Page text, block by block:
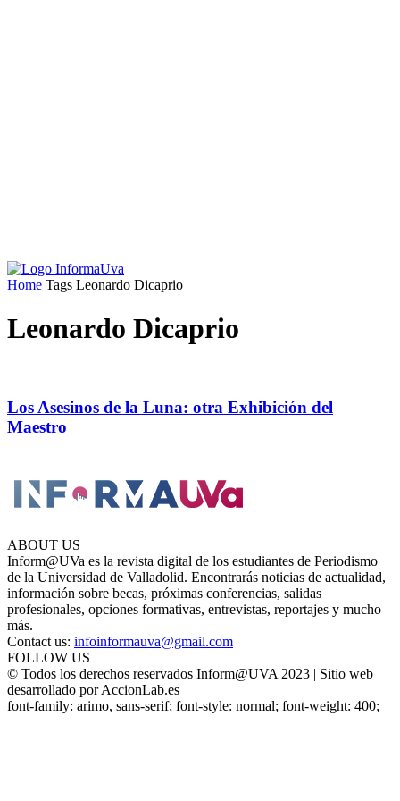
Home Tags Leonardo Dicaprio
Leonardo Dicaprio
Los Asesinos de la Luna: otra Exhibición del
Maestro
ABOUT US
Inform@UVa es la revista digital de los estudiantes de Periodismo
de la Universidad de Valladolid. Encontrarás noticias de actualidad,
información sobre becas, próximas conferencias, salidas
profesionales, opciones formativas, entrevistas, reportajes y mucho
más.
Contact us: infoinformauva@gmail.com
FOLLOW US
© Todos los derechos reservados Inform@UVA 2023 | Sitio web
desarrollado por AccionLab.es
font-family: arimo, sans-serif; font-style: normal; font-weight: 400;